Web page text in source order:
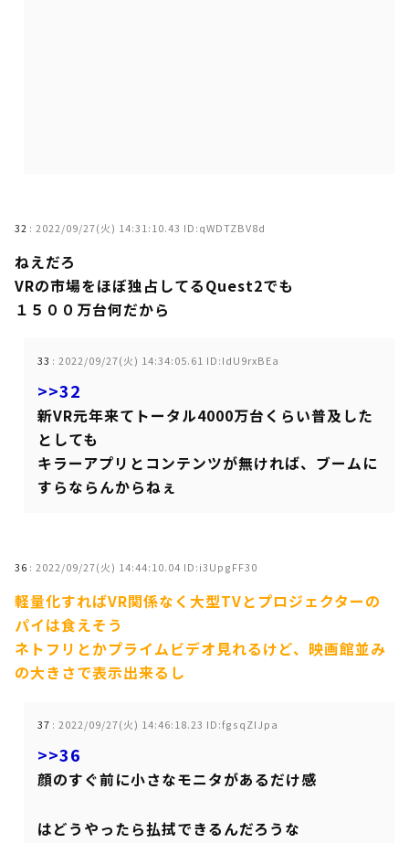
32 : 2022/09/27(火) 14:31:10.43 ID:qWDTZBV8d
ねえだろ
VRの市場をほぼ独占してるQuest2でも
１５００万台何だから
33 : 2022/09/27(火) 14:34:05.61 ID:IdU9rxBEa
>>32
新VR元年来てトータル4000万台くらい普及した
としても
キラーアプリとコンテンツが無ければ、ブームに
すらならんからねぇ
36 : 2022/09/27(火) 14:44:10.04 ID:i3UpgFF30
軽量化すればVR関係なく大型TVとプロジェクターの
パイは食えそう
ネトフリとかプライムビデオ見れるけど、映画館並み
の大きさで表示出来るし
37 : 2022/09/27(火) 14:46:18.23 ID:fgsqZIJpa
>>36
顔のすぐ前に小さなモニタがあるだけ感
はどうやったら払拭できるんだろうな